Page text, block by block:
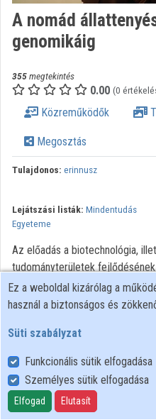
Kategóriák
Intézményi listák
Intézmények
Közreműködők
A nomád
genomikáig
355megtekintés
0.00 (0
Közreműködők
Megosztás
Tulajdonos: erinnusz
Lejátszási listák: Mindentudás
Egyeteme
Az előadás a biotechnológia,
tudományterületek
illetve legújabb eredményeit
specializáció lehetőségeit is.
genomkutatásokon át a
Minden jog fenntartva
Ez a weboldal kizárólag a
használ a biztonságos és
Süti szabályzat
Funkcionális sütik elfogadása
Személyes sütik elfogadása
Elfogad Elutasít